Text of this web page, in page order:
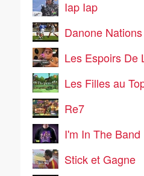
Iap Iap
Danone
Les Espoirs De
Les Filles au
Re7
I'm In The Band
Stick et Gagne